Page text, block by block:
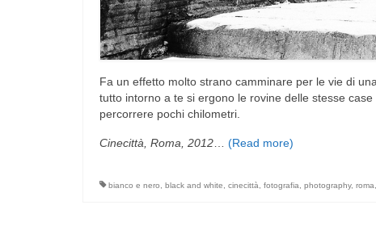
Fa un effetto molto strano camminare per le vie di
tutto intorno a te si ergono le rovine delle stesse
percorrere pochi chilometri.
Cinecittà, Roma, 2012 (Read more)
bianco e nero black and white cinecittà fotografia photography, roma